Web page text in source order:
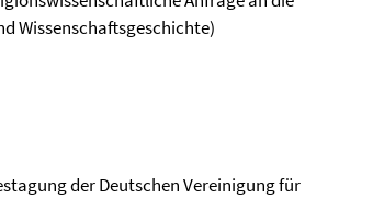
Wissenschaftsgeschichte)
der Deutschen Vereinigung für